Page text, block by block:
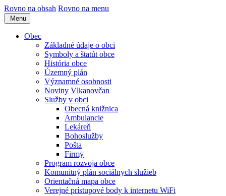
Rovno na obsah Rovno na menu
Menu
Obec
Základné údaje o obci
Symboly a štatút obce
História obce
Územný plán
Významné osobnosti
Noviny Vlkanovčan
Služby v obci
Obecná knižnica
Ambulancie
Lekáreň
Bohoslužby
Pošta
Firmy
Program rozvoja obce
Komunitný plán sociálnych služieb
Orientačná mapa obce
Verejné prístupové body k internetu WiFi